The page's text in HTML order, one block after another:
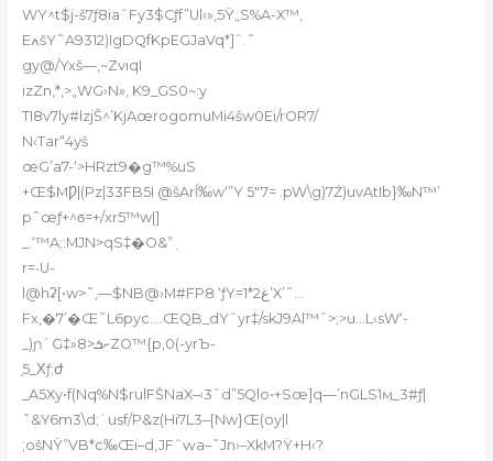
WY^t$j-š7ƒ8iaˆFy3$Cƒf”Ul‹»,5Ÿ„S%A-X™‚
EߍšY˜A9312)IgDQfKpEGJaVq*]ˆ.˜
gy@/Yxš—,~ZviqI
izZn,*‚>„WG›N»‚ K9_GS0~:y
TI8v7ly#lzjŠ^’KjAœrogomuMi4šw0Ei/rOR7/
N‹Tar“4yš
œG’a7-‘>HRzt9�g™%uS
+Œ$MǷ|(Pz|33FB5I @šArĺ‰w‘”Y 5″7= .pW\g)7Ź)uvAtIb}‰N™’
p˜œƒ+^ϭ=+/xr5™w|]
_.‘™A;:MJN>qS‡�O&”ܴ
r=˴U-
l@hʡ[•w>˜‚—$NB@›M#FP8 ‘ƒY=1*2غ’X’˜…
Fx‚�7’�Œ˜L6pyc….ŒQB_dYˆyr‡/skJ9Al™ˆ>;>u…L‹sW‘-
_)ɲ`G‡»8>ށܭZO™{p‚0(-yrЪ-
֤5_ Χƒ;ժ
_A5Xy•f(Nq%N$rulFŠNaX–‹3ˆd”5Qlo•+Sœ]q—’nGLS1ӎ_3#ƒ|
˜&Ү6m3\d;`usf/P&z(Hi7L3–{Nw}Œ(oy|l
;ošNŸ”VB*c‰Œi–d‚JFˆԝa–˜Jn›–XkM?Ÿ+H‹?